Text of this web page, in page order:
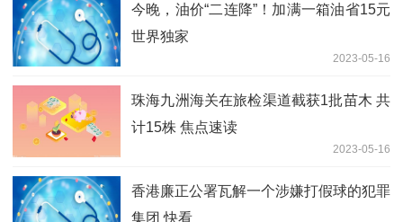
今晚，油价“二连降”！加满一箱油省15元
世界独家
2023-05-16
珠海九洲海关在旅检渠道截获1批苗木 共
计15株 焦点速读
2023-05-16
香港廉正公署瓦解一个涉嫌打假球的犯罪
集团 快看